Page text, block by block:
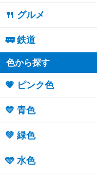
🍴 グルメ
🚃 鉄道
色から探す
💗 ピンク色
💙 青色
💚 緑色
🩵 水色